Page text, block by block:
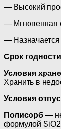
— Высокий
— Мгновенная
—
Срок
Условия
Хранить в
Условия
Полисорб —
формулой